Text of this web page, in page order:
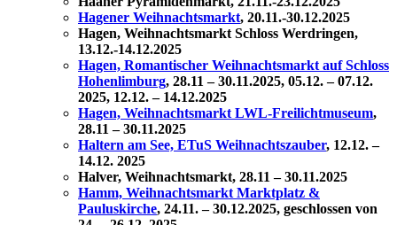
Hagener Weihnachtsmarkt, 20.11.-30.12.2025
Hagen, Weihnachtsmarkt Schloss Werdringen,
13.12.-14.12.2025
Hagen, Romantischer Weihnachtsmarkt auf Schloss
Hohenlimburg, 28.11 – 30.11.2025, 05.12. – 07.12.
2025, 12.12. – 14.12.2025
Hagen, Weihnachtsmarkt LWL-Freilichtmuseum,
28.11 – 30.11.2025
Haltern am See, ETuS Weihnachtszauber, 12.12. –
14.12. 2025
Halver, Weihnachtsmarkt, 28.11 – 30.11.2025
Hamm, Weihnachtsmarkt Marktplatz &
Pauluskirche, 24.11. – 30.12.2025, geschlossen von